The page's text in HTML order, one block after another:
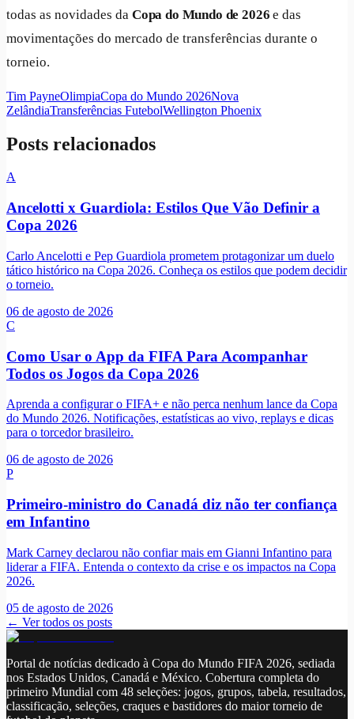
todas as novidades da Copa do Mundo de 2026 e das
movimentações do mercado de transferências durante o
torneio.
Tim PayneOlimpiaCopa do Mundo 2026Nova
ZelândiaTransferências FutebolWellington Phoenix
Posts relacionados
A
Ancelotti x Guardiola: Estilos Que Vão Definir a
Copa 2026
Carlo Ancelotti e Pep Guardiola prometem protagonizar um duelo
tático histórico na Copa 2026. Conheça os estilos que podem decidir
o torneio.
06 de agosto de 2026
C
Como Usar o App da FIFA Para Acompanhar
Todos os Jogos da Copa 2026
Aprenda a configurar o FIFA+ e não perca nenhum lance da Copa
do Mundo 2026. Notificações, estatísticas ao vivo, replays e dicas
para o torcedor brasileiro.
06 de agosto de 2026
P
Primeiro-ministro do Canadá diz não ter confiança
em Infantino
Mark Carney declarou não confiar mais em Gianni Infantino para
liderar a FIFA. Entenda o contexto da crise e os impactos na Copa
2026.
05 de agosto de 2026
← Ver todos os posts
Portal de notícias dedicado à Copa do Mundo FIFA 2026, sediada
nos Estados Unidos, Canadá e México. Cobertura completa do
primeiro Mundial com 48 seleções: jogos, grupos, tabela, resultados,
classificação, seleções, craques e bastidores do maior torneio de